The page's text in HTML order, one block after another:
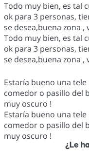
Todo muy bien, es tal
ok para 3 personas,
se desea,buena zona
Todo muy bien, es tal
ok para 3 personas,
se desea,buena zona
Estaría bueno una
comedor o pasillo del
muy oscuro !
Estaría bueno una
comedor o pasillo del
muy oscuro !
¿Le